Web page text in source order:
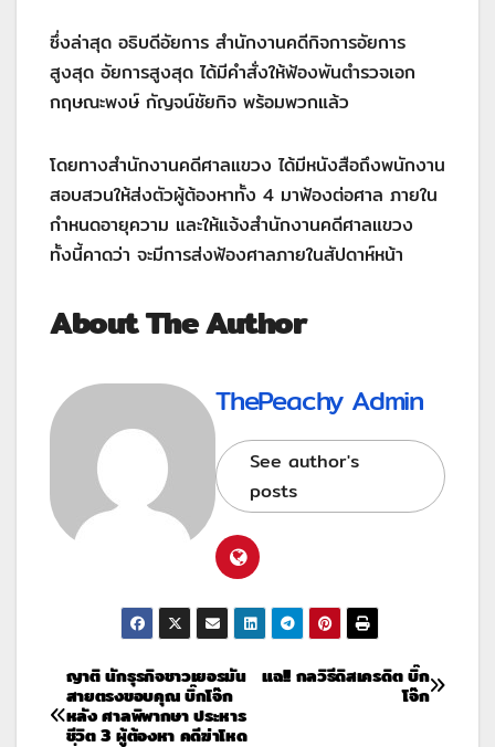
ซึ่งล่าสุด อธิบดีอัยการ สำนักงานคดีกิจการอัยการ
สูงสุด อัยการสูงสุด ได้มีคำสั่งให้ฟ้องพันตำรวจเอก
กฤษณะพงษ์ กัญจน์ชัยกิจ พร้อมพวกแล้ว
โดยทางสำนักงานคดีศาลแขวง ได้มีหนังสือถึงพนักงาน
สอบสวนให้ส่งตัวผู้ต้องหาทั้ง 4 มาฟ้องต่อศาล ภายใน
กำหนดอายุความ และให้แจ้งสำนักงานคดีศาลแขวง
ทั้งนี้คาดว่า จะมีการส่งฟ้องศาลภายในสัปดาห์หน้า
About The Author
ThePeachy Admin
See author's
posts
แฉ!! กลวิธีดิสเครดิต บิ๊ก
โจ๊ก
ญาติ นักธุรกิจชาวเยอรมัน
สายตรงขอบคุณ บิ๊กโจ๊ก
หลัง ศาลพิพากษา ประหาร
ชีวิต 3 ผู้ต้องหา คดีฆ่าโหด